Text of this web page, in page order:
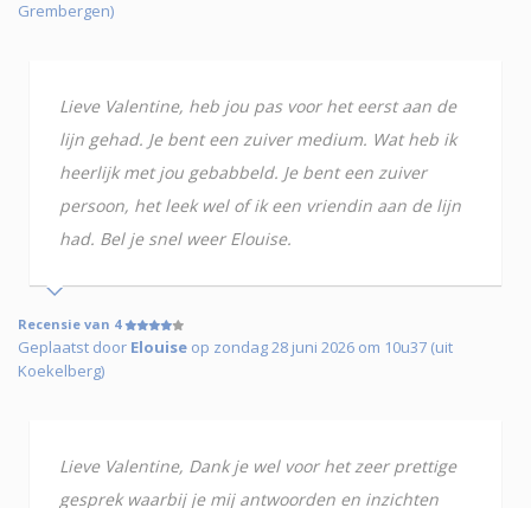
Grembergen)
Lieve Valentine, heb jou pas voor het eerst aan de
lijn gehad. Je bent een zuiver medium. Wat heb ik
heerlijk met jou gebabbeld. Je bent een zuiver
persoon, het leek wel of ik een vriendin aan de lijn
had. Bel je snel weer Elouise.
Recensie van 4
Geplaatst door Elouise op zondag 28 juni 2026 om 10u37 (uit
Koekelberg)
Lieve Valentine, Dank je wel voor het zeer prettige
gesprek waarbij je mij antwoorden en inzichten